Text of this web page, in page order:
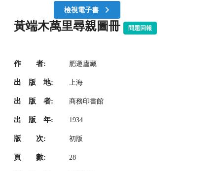
檢視電子書
黃端木萬里尋親圖冊 問題回報
作 者: 肥遯廬藏
出 版 地: 上海
出 版 者: 商務印書館
出 版 年: 1934
版 次: 初版
頁 數: 28